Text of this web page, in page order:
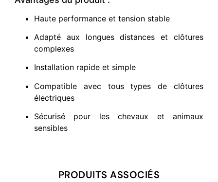
Haute performance et tension stable
Adapté aux longues distances et clôtures
complexes
Installation rapide et simple
Compatible avec tous types de clôtures
électriques
Sécurisé pour les chevaux et animaux
sensibles
PRODUITS ASSOCIÉS